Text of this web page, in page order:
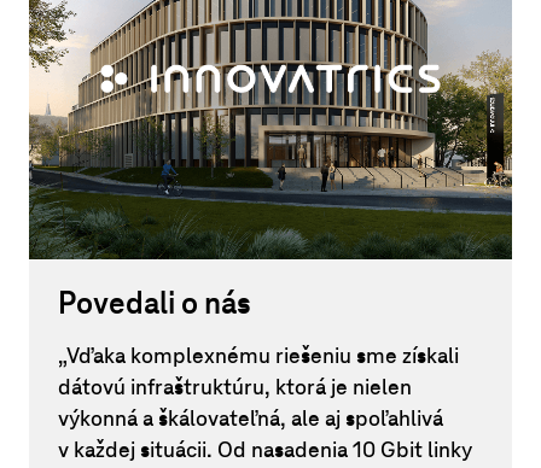
Povedali o nás
„Vďaka komplexnému riešeniu sme získali
dátovú infraštruktúru, ktorá je nielen
výkonná a škálovateľná, ale aj spoľahlivá
v každej situácii. Od nasadenia 10 Gbit linky